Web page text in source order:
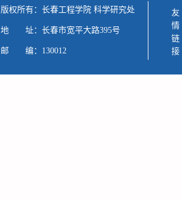
版权所有：长春工程学院 科学研究处
地 址：长春市宽平大路395号
邮 编：130012 友情链接